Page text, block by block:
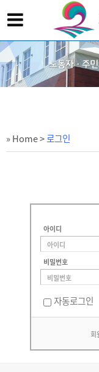
» Home>로그인
아이디
비밀번호
자동로그인
회